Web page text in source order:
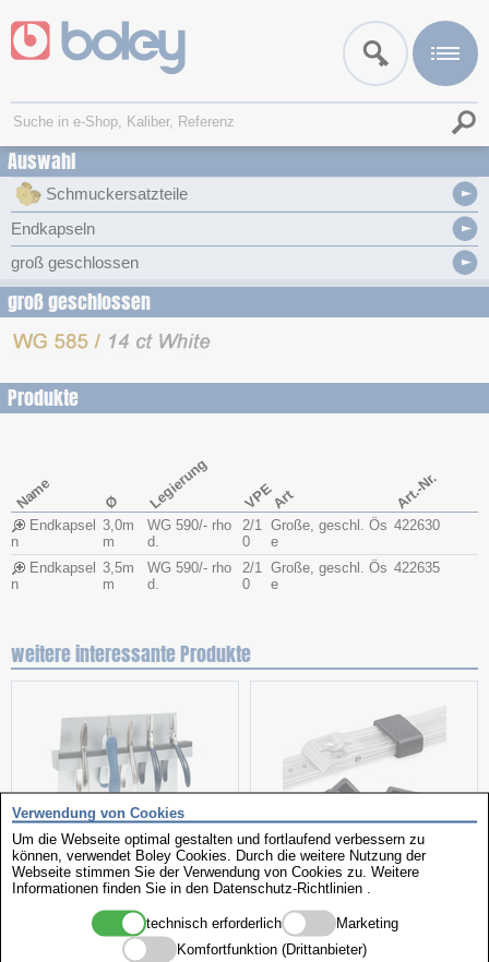
Auswahl
Schmuckersatzteile
Endkapseln
groß geschlossen
groß geschlossen
Produkte
Name Ø Legierung VPEArt Art.-Nr.
Endkapsel
n
3,0m
m
WG 590/- rho
d.
2/1
0
Große, geschl. Ös
e
422630
Endkapsel
n
3,5m
m
WG 590/- rho
d.
2/1
0
Große, geschl. Ös
e
422635
weitere interessante Produkte
Zangenständer Kunststoffschlaufen
Verwendung von Cookies
Um die Webseite optimal gestalten und fortlaufend verbessern zu
können, verwendet Boley Cookies. Durch die weitere Nutzung der
Webseite stimmen Sie der Verwendung von Cookies zu. Weitere
Informationen finden Sie in den Datenschutz-Richtlinien
technisch erforderlich
Marketing
Komfortfunktion (Drittanbieter)